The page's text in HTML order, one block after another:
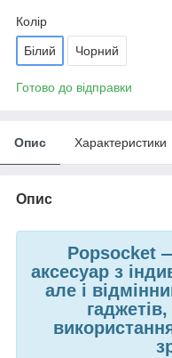
Колір
Білий Чорний
Готово до відправки
Опис Характеристики
Опис
Popsocket
аксесуарз
але і